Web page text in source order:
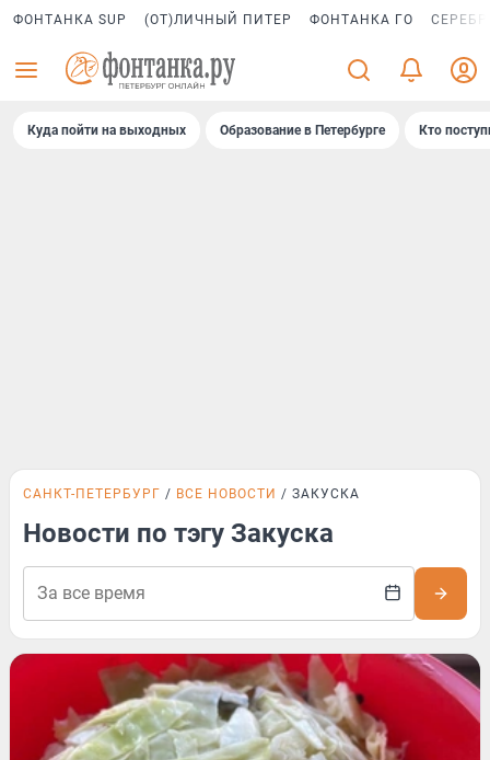
ФОНТАНКА SUP (ОТ)ЛИЧНЫЙ ПИТЕР ФОНТАНКА ГО
Куда пойти на выходных Образование в Петербурге Кто
САНКТ-ПЕТЕРБУРГ ВСЕ НОВОСТИ ЗАКУСКА
Новости по тэгу Закуска